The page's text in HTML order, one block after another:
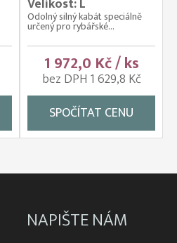
Velikost: L
Odolný silný kabát speciálně
určený pro rybářské...
1 972,0 Kč / ks
bez DPH 1 629,8 Kč
SPOČÍTAT CENU
NAPIŠTE NÁM